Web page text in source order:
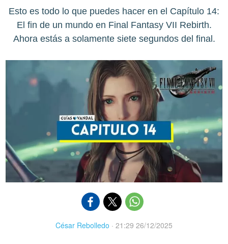
Esto es todo lo que puedes hacer en el Capítulo 14:
El fin de un mundo en Final Fantasy VII Rebirth.
Ahora estás a solamente siete segundos del final.
César Rebolledo · 21:29 26/12/2025